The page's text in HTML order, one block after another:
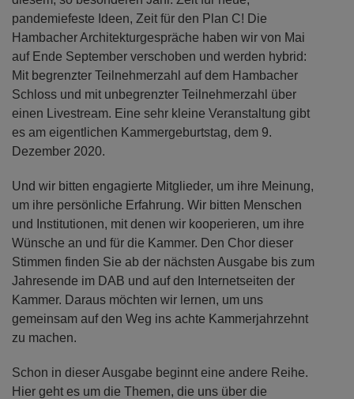
pandemiefeste Ideen, Zeit für den Plan C! Die
Hambacher Architekturgespräche haben wir von Mai
auf Ende September verschoben und werden hybrid:
Mit begrenzter Teilnehmerzahl auf dem Hambacher
Schloss und mit unbegrenzter Teilnehmerzahl über
einen Livestream. Eine sehr kleine Veranstaltung gibt
es am eigentlichen Kammergeburtstag, dem 9.
Dezember 2020.
Und wir bitten engagierte Mitglieder, um ihre Meinung,
um ihre persönliche Erfahrung. Wir bitten Menschen
und Institutionen, mit denen wir kooperieren, um ihre
Wünsche an und für die Kammer. Den Chor dieser
Stimmen finden Sie ab der nächsten Ausgabe bis zum
Jahresende im DAB und auf den Internetseiten der
Kammer. Daraus möchten wir lernen, um uns
gemeinsam auf den Weg ins achte Kammerjahrzehnt
zu machen.
Schon in dieser Ausgabe beginnt eine andere Reihe.
Hier geht es um die Themen, die uns über die